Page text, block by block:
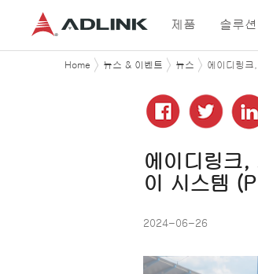
제품 솔루션
Home 뉴스 & 이벤트 뉴스 에이디링
에이디링크,
이
시스템
2024-06-26